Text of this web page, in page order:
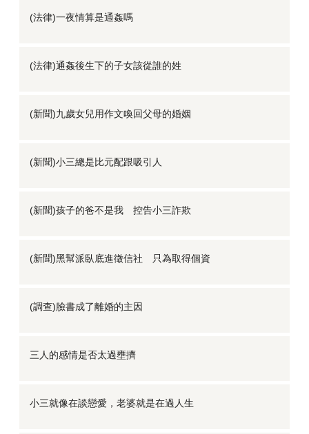
(法律)一夜情算是通姦嗎
(法律)通姦後生下的子女該從誰的姓
(新聞)九歲女兒用作文喚回父母的婚姻
(新聞)小三總是比元配跟吸引人
(新聞)孩子的爸不是我 控告小三詐欺
(新聞)黑幫派臥底進徵信社 只為取得個資
(調查)臉書成了離婚的主因
三人的感情是否太過壅擠
小三就像在談戀愛，老婆就是在過人生